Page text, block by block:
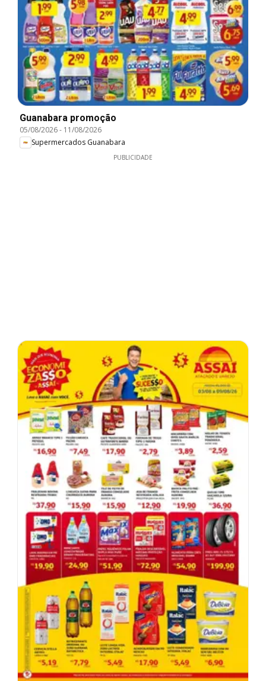
Guanabara promoção
05/08/2026- 11/08/2026
Supermercados Guanabara
PUBLICIDADE